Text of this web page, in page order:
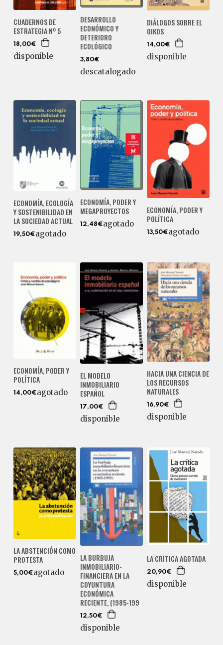
CUADERNOS DE
ESTRATEGIA Nº 5
18,00€
disponible
DESARROLLO
ECONÓMICO Y
DETERIORO
ECOLÓGICO
3,80€
descatalogado
DIÁLOGOS SOBRE EL
OIKOS
14,00€
disponible
ECONOMÍA, ECOLOGÍA
Y SOSTENIBILIDAD EN
LA SOCIEDAD ACTUAL
19,50€agotado
ECONOMÍA, PODER Y
MEGAPROYECTOS
12,48€agotado
ECONOMÍA, PODER Y
POLÍTICA
13,50€agotado
ECONOMÍA, PODER Y
POLÍTICA
14,00€agotado
EL MODELO
INMOBILIARIO
ESPAÑOL
17,00€
disponible
HACIA UNA CIENCIA DE
LOS RECURSOS
NATURALES
16,90€
disponible
LA ABSTENCIÓN COMO
PROTESTA
5,00€agotado
LA BURBUJA
INMOBILIARIO-
FINANCIERA EN LA
COYUNTURA
ECONÓMICA
RECIENTE, (1985-199
12,50€
disponible
LA CRITICA AGOTADA
20,90€
disponible